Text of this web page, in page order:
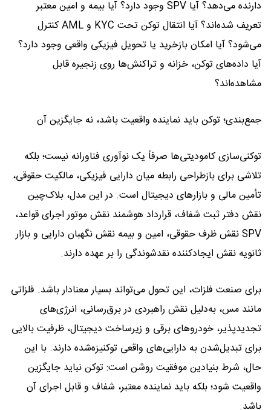
دارنده می‌دهد؟ آیا SPV وجود دارد؟ آیا بیمه و امین معتبر
تعریف شده‌اند؟ آیا انتقال توکن تحت KYC و AML کنترل
می‌شود؟ آیا امکان بازخرید یا تحویل فیزیکی واقعی وجود دارد؟
آیا داده‌های توکن، خزانه و تراکنش‌ها روی زنجیره قابل
مشاهده‌اند؟
جمع‌بندی؛ توکن باید نماینده واقعیت باشد، نه جایگزین آن
توکنی‌سازی کامودیتی‌ها صرفاً یک نوآوری فناورانه نیست؛ بلکه
تلاشی برای بازطراحی رابطه میان دارایی فیزیکی، مالکیت حقوقی،
تأمین مالی و بازارهای دیجیتال است. در این مدل، بلاک‌چین
نقش دفتر ثبت شفاف، قرارداد هوشمند نقش موتور اجرای قواعد،
SPV نقش ظرف حقوقی، امین و بیمه نقش نگهبان دارایی و بازار
ثانویه نقش ایجادکننده نقدشوندگی را بر عهده دارند.
برای صنعت فلزات، این تحول می‌تواند بسیار معنادار باشد. فلزاتی
مانند مس، به‌دلیل نقش راهبردی در برق‌رسانی، انرژی‌های
تجدیدپذیر، خودروهای برقی و زیرساخت دیجیتال، ظرفیت بالایی
برای تبدیل‌شدن به دارایی‌های واقعی توکنیزه‌شده دارند. با این
حال، شرط بنیادین موفقیت روشن است: توکن نباید جایگزین
واقعیت شود؛ بلکه باید نماینده معتبر، شفاف و قابل اجرای آن
باشد.